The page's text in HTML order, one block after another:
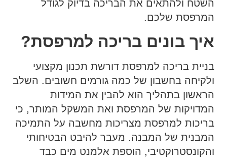
השטח ולהתאים את הבריכה בדיוק לגודל
המרפסת שלכם.
איך בונים בריכה למרפסת?
בניית בריכה למרפסת דורשת תכנון מקצועי
ולקיחה בחשבון של כמה גורמים חשובים. השלב
הראשון בתהליך הוא להבין את המידות
המדויקות של המרפסת ואת המשקל המותר, כי
בריכות למרפסת מצריכות מחשבה על התמיכה
המבנית של המבנה. מעבר להיבט הבטיחותי
והקונסטרוקטיבי, הוספת אלמנט מים כבד